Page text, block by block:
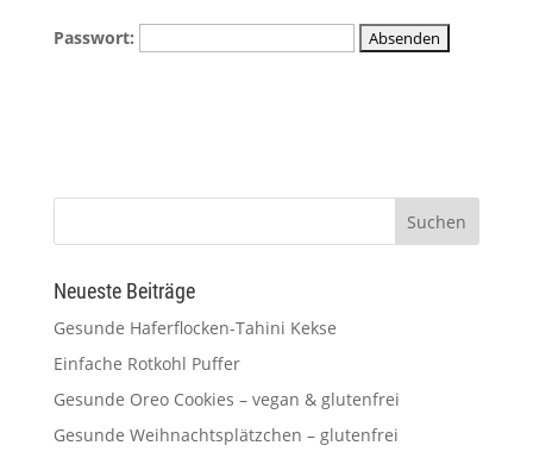
Passwort:
Neueste Beiträge
Gesunde Haferflocken-Tahini Kekse
Einfache Rotkohl Puffer
Gesunde Oreo Cookies – vegan & glutenfrei
Gesunde Weihnachtsplätzchen – glutenfrei